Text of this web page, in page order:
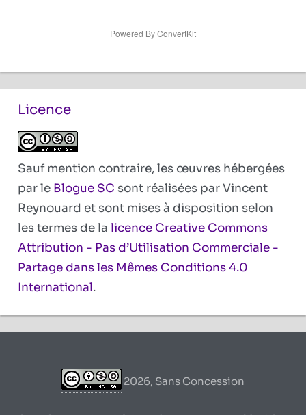
Powered By ConvertKit
Licence
Sauf mention contraire, les œuvres hébergées
par le Blogue SC sont réalisées par Vincent
Reynouard et sont mises à disposition selon
les termes de la licence Creative Commons
Attribution - Pas d’Utilisation Commerciale -
Partage dans les Mêmes Conditions 4.0
International.
2026, Sans Concession